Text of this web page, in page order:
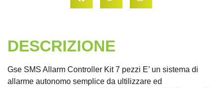
DESCRIZIONE
Gse SMS Allarm Controller Kit 7 pezzi E’ un sistema di
allarme autonomo semplice da ultilizzare ed